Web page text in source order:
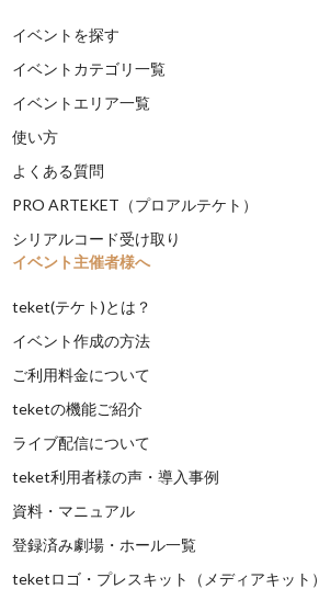
イベントを探す
イベントカテゴリ一覧
イベントエリア一覧
使い方
よくある質問
PRO ARTEKET（プロアルテケト）
シリアルコード受け取り
イベント主催者様へ
teket(テケト)とは？
イベント作成の方法
ご利用料金について
teketの機能ご紹介
ライブ配信について
teket利用者様の声・導入事例
資料・マニュアル
登録済み劇場・ホール一覧
teketロゴ・プレスキット（メディアキット）